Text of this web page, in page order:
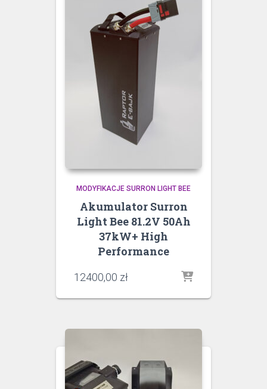
MODYFIKACJE SURRON LIGHT BEE
Akumulator Surron
Light Bee 81.2V 50Ah
37kW+ High
Performance
12400,00 zł